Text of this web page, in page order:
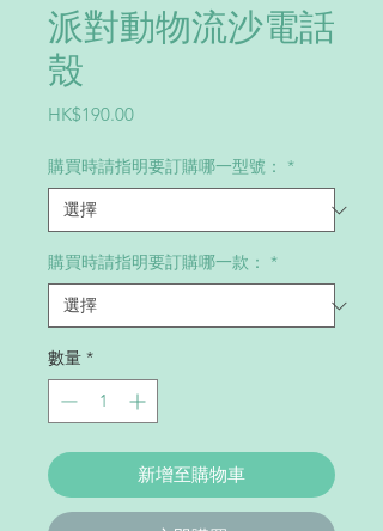
派對動物流沙電話
殼
HK$190.00價
購買時請指明要訂購哪一型號： *
購買時請指明要訂購哪一款： *
數量 *
新增至購物車